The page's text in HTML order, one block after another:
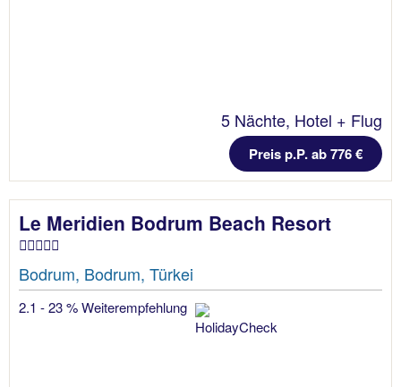
5 Nächte, Hotel + Flug
Preis p.P. ab 776 €
Le Meridien Bodrum Beach Resort
Bodrum, Bodrum, Türkei
2.1 - 23 % Weiterempfehlung